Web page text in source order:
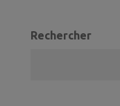
Rechercher